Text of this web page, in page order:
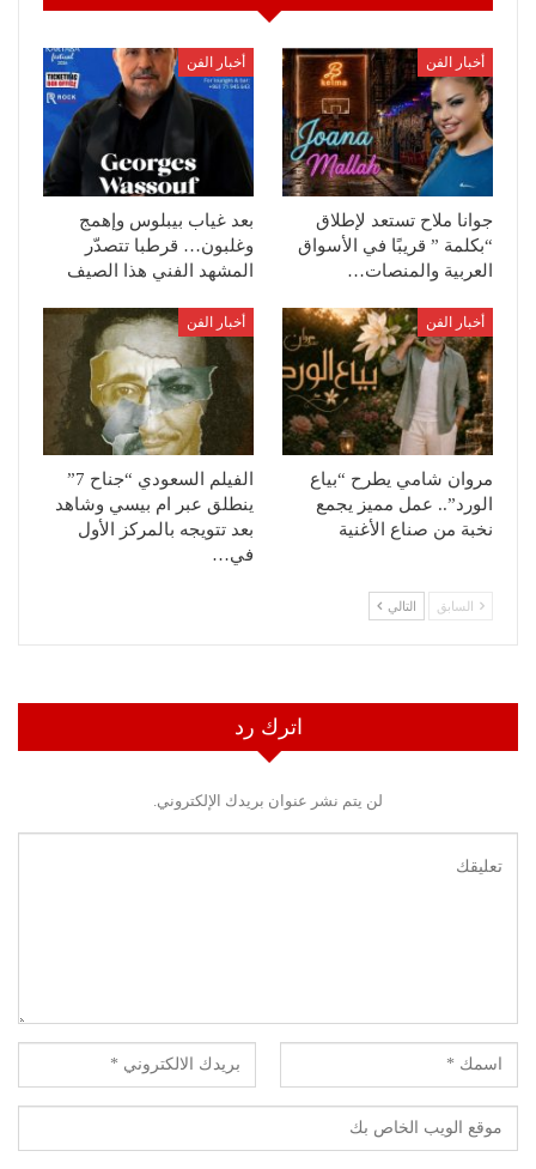
أخبار الفن
جوانا ملاح تستعد لإطلاق
“بكلمة ” قريبًا في الأسواق
العربية والمنصات…
أخبار الفن
بعد غياب بيبلوس وإهمج
وغلبون… قرطبا تتصدّر
المشهد الفني هذا الصيف
أخبار الفن
مروان شامي يطرح “بياع
الورد”.. عمل مميز يجمع
نخبة من صناع الأغنية
أخبار الفن
الفيلم السعودي “جناح 7”
ينطلق عبر ام بيسي وشاهد
بعد تتويجه بالمركز الأول
في…
السابق التالي
اترك رد
لن يتم نشر عنوان بريدك الإلكتروني.